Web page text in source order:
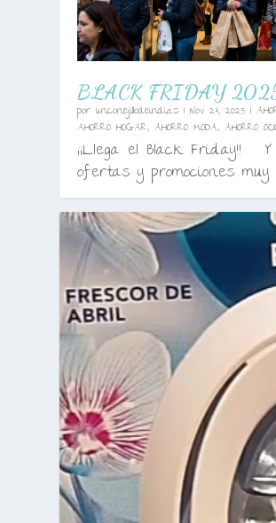
BLACK FRIDAY
porunconejillodeindias |Nov 27, 2025 |
AHORRO HOGAR,AHORRO MODA,AHORRO
¡¡Llega el Black Friday!!
ofertas y promociones